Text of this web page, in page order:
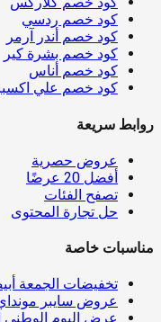
كود خصم ردسي
كود خصم أندر آرمر
كود خصم بشرة كير
كود خصم أناس
كود خصم علي
روابط سريعة
عروض حصرية
أفضل 20 عرضًا
تصفح الفئات
حل تجارة المحتوى
مناسبات خاصة
تخفيضات الجمعة أبيض
عروض سايبر مونداي
عرض اليوم الوطني